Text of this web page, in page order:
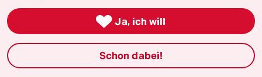
Der "Ehre" war es dann zuviel.
/
www.kinderzeitmasc...-die-langen-kerls/
 Ja, ich will
Schon dabei!